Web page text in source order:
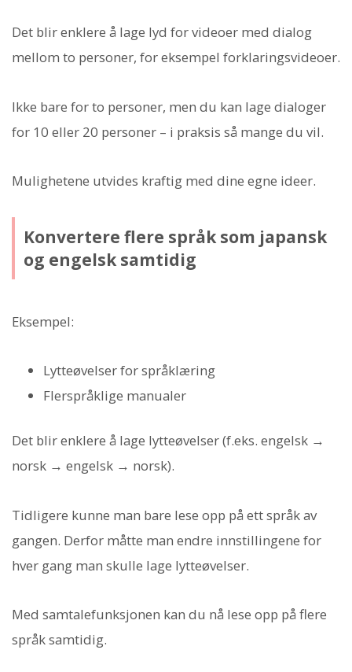
Det blir enklere å lage lyd for videoer med dialog
mellom to personer, for eksempel forklaringsvideoer.
Ikke bare for to personer, men du kan lage dialoger
for 10 eller 20 personer – i praksis så mange du vil.
Mulighetene utvides kraftig med dine egne ideer.
Konvertere flere språk som japansk
og engelsk samtidig
Eksempel:
Lytteøvelser for språklæring
Flerspråklige manualer
Det blir enklere å lage lytteøvelser (f.eks. engelsk →
norsk → engelsk → norsk).
Tidligere kunne man bare lese opp på ett språk av
gangen. Derfor måtte man endre innstillingene for
hver gang man skulle lage lytteøvelser.
Med samtalefunksjonen kan du nå lese opp på flere
språk samtidig.